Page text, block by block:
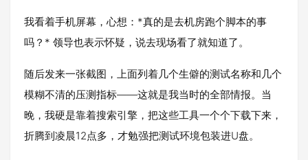
我看着手机屏幕，心想：*真的是去机房跑个脚本的事
吗？* 领导也表示怀疑，说去现场看了就知道了。
随后发来一张截图，上面列着几个生僻的测试名称和几个
模糊不清的压测指标——这就是我当时的全部情报。当
晚，我硬是靠着搜索引擎，把这些工具一个个下载下来，
折腾到凌晨12点多，才勉强把测试环境包装进U盘。